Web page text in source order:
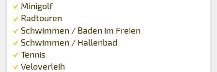
Minigolf
Radtouren
Schwimmen / Baden im Freien
Schwimmen / Hallenbad
Tennis
Veloverleih